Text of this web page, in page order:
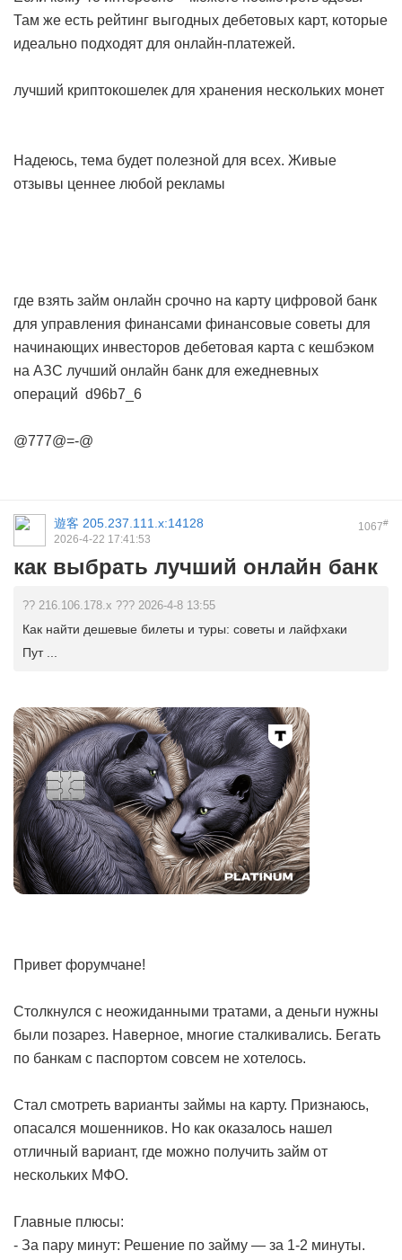
Там же есть рейтинг выгодных дебетовых карт, которые
идеально подходят для онлайн-платежей.
лучший криптокошелек для хранения нескольких монет
Надеюсь, тема будет полезной для всех. Живые
отзывы ценнее любой рекламы
где взять займ онлайн срочно на карту цифровой банк
для управления финансами финансовые советы для
начинающих инвесторов дебетовая карта с кешбэком
на АЗС лучший онлайн банк для ежедневных
операций d96b7_6
@777@=-@
1067#
遊客 205.237.111.x:14128
2026-4-22 17:41:53
как выбрать лучший онлайн банк
?? 216.106.178.x ??? 2026-4-8 13:55
Как найти дешевые билеты и туры: советы и лайфхаки
Пут ...
Привет форумчане!
Столкнулся с неожиданными тратами, а деньги нужны
были позарез. Наверное, многие сталкивались. Бегать
по банкам с паспортом совсем не хотелось.
Стал смотреть варианты займы на карту. Признаюсь,
опасался мошенников. Но как оказалось нашел
отличный вариант, где можно получить займ от
нескольких МФО.
Главные плюсы:
- За пару минут: Решение по займу — за 1-2 минуты.